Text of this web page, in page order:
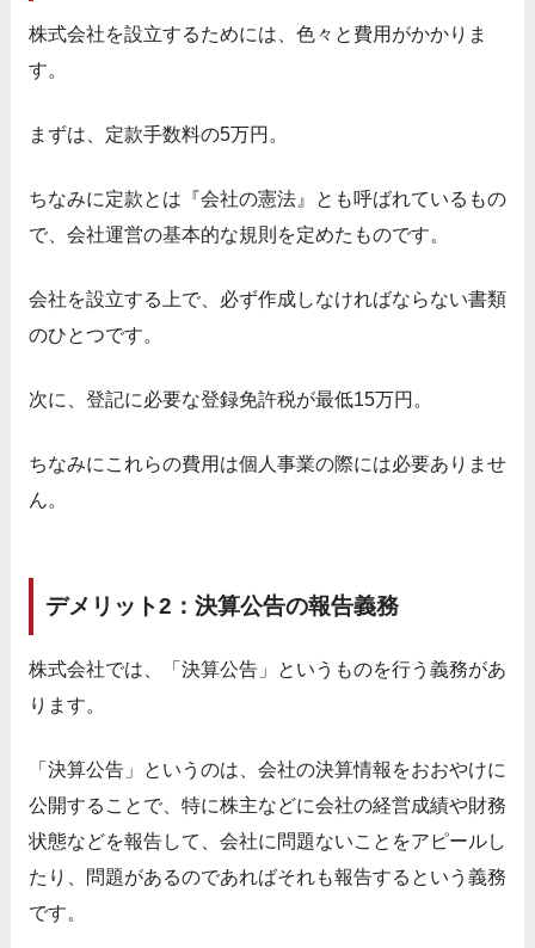
株式会社を設立するためには、色々と費用がかかりま
す。
まずは、定款手数料の5万円。
ちなみに定款とは『会社の憲法』とも呼ばれているもの
で、会社運営の基本的な規則を定めたものです。
会社を設立する上で、必ず作成しなければならない書類
のひとつです。
次に、登記に必要な登録免許税が最低15万円。
ちなみにこれらの費用は個人事業の際には必要ありませ
ん。
デメリット2：決算公告の報告義務
株式会社では、「決算公告」というものを行う義務があ
ります。
「決算公告」というのは、会社の決算情報をおおやけに
公開することで、特に株主などに会社の経営成績や財務
状態などを報告して、会社に問題ないことをアピールし
たり、問題があるのであればそれも報告するという義務
です。